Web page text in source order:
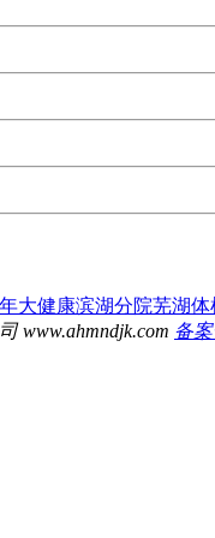
大健康滨湖分院芜湖体
www.ahmndjk.com 备